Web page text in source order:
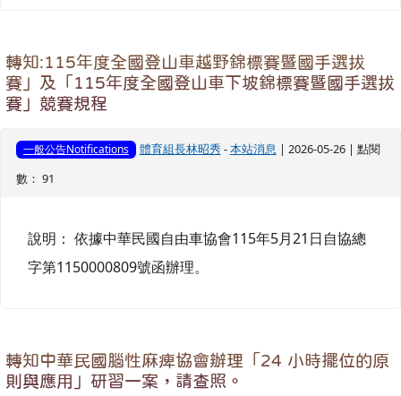
轉知:115年度全國登山車越野錦標賽暨國手選拔
賽」及「115年度全國登山車下坡錦標賽暨國手選拔
賽」競賽規程
一般公告Notifications 體育組長林昭秀 -本站消息 | 2026-05-26 | 點閱
數： 91
說明： 依據中華民國自由車協會115年5月21日自協總
字第1150000809號函辦理。
轉知中華民國腦性麻痺協會辦理「24 小時擺位的原
則與應用」研習一案，請查照。